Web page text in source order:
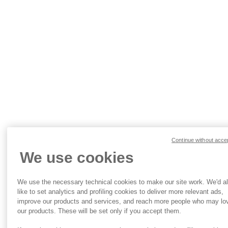
We use cookies
We use the necessary technical cookies to make our site work. We'd
like to set analytics and profiling cookies to deliver more relevant ads,
improve our products and services, and reach more people who may
our products. These will be set only if you accept them.
Continue without